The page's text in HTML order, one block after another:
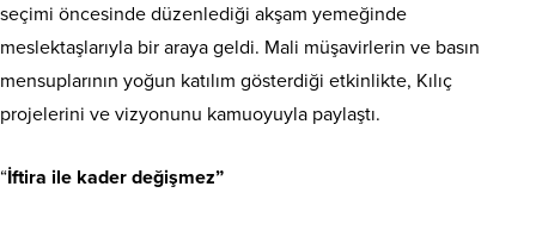
seçimi öncesinde düzenlediği akşam yemeğinde
meslektaşlarıyla bir araya geldi. Mali müşavirlerin ve basın
mensuplarının yoğun katılım gösterdiği etkinlikte, Kılıç
projelerini ve vizyonunu kamuoyuyla paylaştı.
“İftira ile kader değişmez”